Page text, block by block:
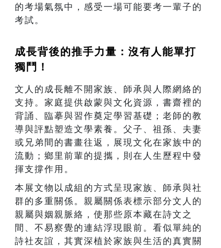
的考場氣氛中，感受一場可能要考一輩子的
考試。
成長背後的推手力量：沒有人能單打
獨鬥！
文人的成長離不開家族、師承與人際網絡的
支持。家庭提供啟蒙與文化資源，書齋裡的
背誦、臨摹與習作奠定學習基礎；老師的教
導與評點塑造文學素養。父子、祖孫、夫妻
或兄弟間的書畫往返，展現文化在家族中的
流動；鄉里前輩的提攜，則在人生歷程中發
揮支撐作用。
本展文物以成組的方式呈現家族、師承與社
群的多重關係。親屬關係表標示部分文人的
親屬與姻親脈絡，使那些原本藏在詩文之
間、不易察覺的連結浮現眼前。看似單純的
詩社友誼，其實深植於家族與生活的真實關